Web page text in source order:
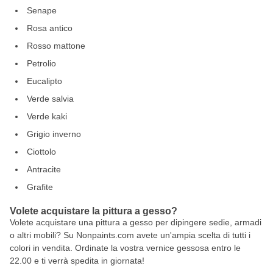
Senape
Rosa antico
Rosso mattone
Petrolio
Eucalipto
Verde salvia
Verde kaki
Grigio inverno
Ciottolo
Antracite
Grafite
Volete acquistare la pittura a gesso?
Volete acquistare una pittura a gesso per dipingere sedie, armadi
o altri mobili? Su Nonpaints.com avete un'ampia scelta di tutti i
colori in vendita. Ordinate la vostra vernice gessosa entro le
22.00 e ti verrà spedita in giornata!